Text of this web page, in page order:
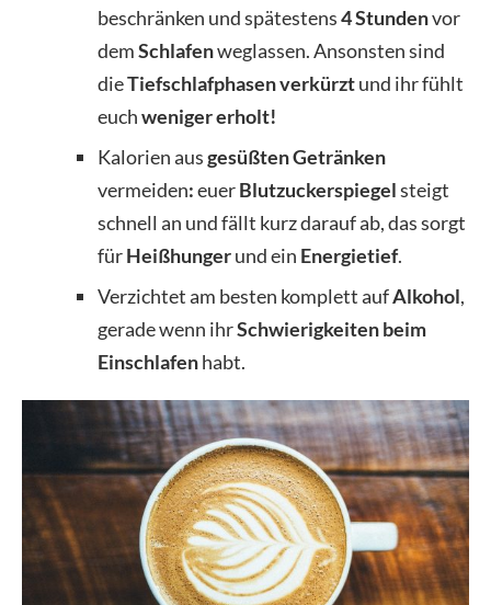
beschränken und spätestens4 Stundenvor
demSchlafenweglassen. Ansonsten sind
dieTiefschlafphasen verkürztund ihr fühlt
euchweniger erholt!
Kalorien ausgesüßten Getränken
vermeiden:euerBlutzuckerspiegelsteigt
schnell an und fällt kurz darauf ab, das sorgt
fürHeißhungerund ein Energietief.
Verzichtet am besten komplett aufAlkohol,
gerade wenn ihrSchwierigkeiten beim
Einschlafenhabt.